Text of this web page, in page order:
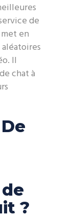
de
en
Il
chat à
?